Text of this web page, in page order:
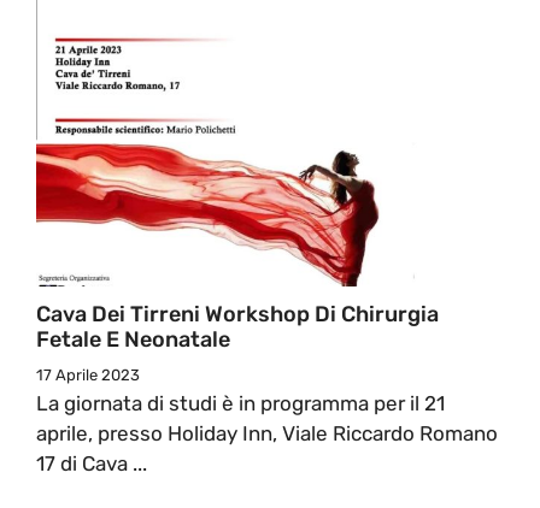
Cava Dei Tirreni Workshop Di Chirurgia
Fetale E Neonatale
17 Aprile 2023
La giornata di studi è in programma per il 21
aprile, presso Holiday Inn, Viale Riccardo Romano
17 di Cava ...